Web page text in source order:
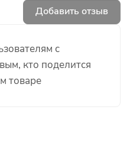
с
кто поделится
товаре
Добавить отзыв